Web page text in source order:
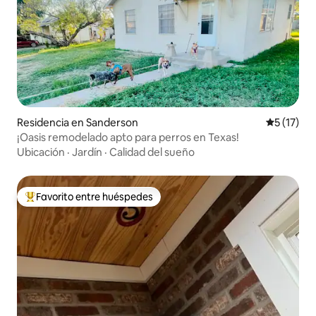
Residencia en Sanderson
5 (17)
¡Oasis remodelado apto para perros en Texas!
Ubicación · Jardín · Calidad del sueño
De los mejores en Favorito entre huéspedes
Favorito entre huéspedes